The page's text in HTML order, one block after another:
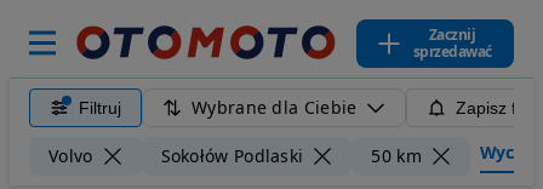
Zacznij
sprzedawać
Filtruj Wybrane dla Ciebie Zapisz
Volvo Sokołów Podlaski 50 km